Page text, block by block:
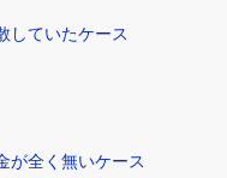
していたケース
が全く無いケース